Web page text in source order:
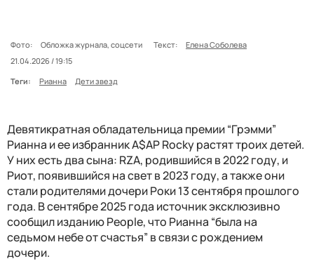
Фото: Обложка журнала, соцсети Текст:
Елена Соболева
21.04.2026 / 19:15
Теги:
Рианна Дети звезд
Девятикратная обладательница премии “Грэмми”
Рианна и ее избранник A$AP Rocky растят троих детей.
У них есть два сына: RZA, родившийся в 2022 году, и
Риот, появившийся на свет в 2023 году, а также они
стали родителями дочери Роки 13 сентября прошлого
года. В сентябре 2025 года источник эксклюзивно
сообщил изданию People, что Рианна “была на
седьмом небе от счастья” в связи с рождением
дочери.